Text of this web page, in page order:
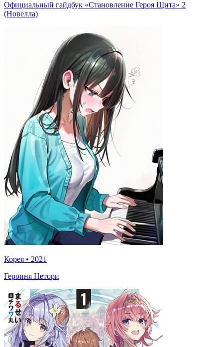
Официальный гайдбук «Становление Героя Щита» 2
(Новелла)
Корея • 2021
Героиня Нетори